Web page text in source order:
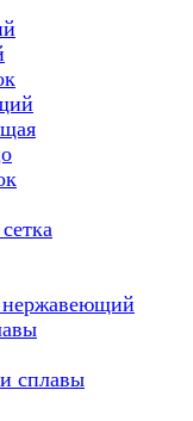
сплавы